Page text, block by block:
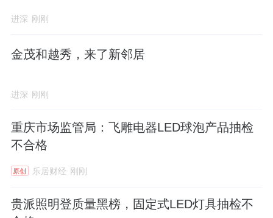
进深 刚刚
金茂和越秀，来了新邻居
进深 刚刚
重庆市场监管局：飞雕电器LED球泡产品抽检
不合格
原创 乐居财经 刚刚
贵派照明登质量黑榜，固定式LED灯具抽检不